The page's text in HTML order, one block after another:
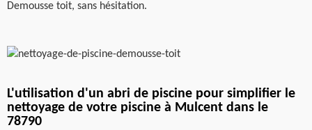
Demousse toit, sans hésitation.
L'utilisation d'un abri de piscine pour simplifier le
nettoyage de votre piscine à Mulcent dans le
78790